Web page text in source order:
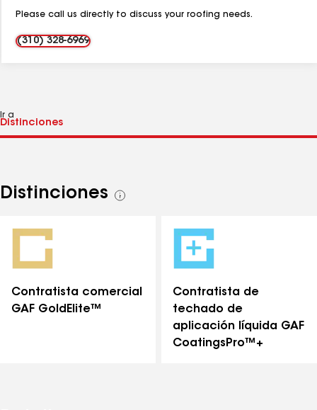
Please call us directly to discuss your roofing needs.
(310) 328-6969
Ir a
Distinciones
Ver
distinciones
Contratista comercial
GAF GoldElite™
Contratista de
techado de
aplicación líquida GAF
CoatingsPro™+